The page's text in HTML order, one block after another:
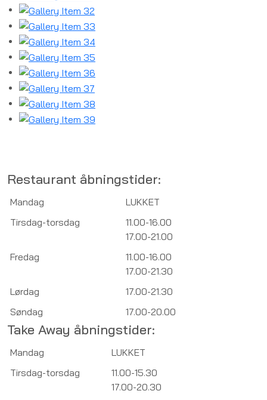
Restaurant åbningstider:
Mandag
LUKKET
Tirsdag-torsdag
11.00-16.00
17.00-21.00
Fredag
11.00-16.00
17.00-21.30
Lørdag
17.00-21.30
Søndag
17.00-20.00
Take Away åbningstider:
Mandag
LUKKET
Tirsdag-torsdag
11.00-15.30
17.00-20.30